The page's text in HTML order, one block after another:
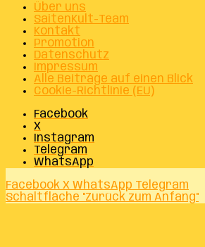
Über uns
SaitenKult-Team
Kontakt
Promotion
Datenschutz
Impressum
Alle Beiträge auf einen Blick
Cookie-Richtlinie (EU)
Facebook
X
Instagram
Telegram
WhatsApp
Facebook X WhatsApp Telegram
Schaltfläche "Zurück zum Anfang"